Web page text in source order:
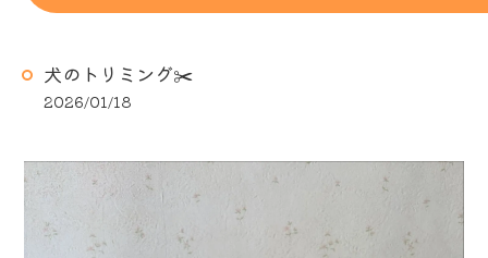
犬のトリミング✂️
2026/01/18